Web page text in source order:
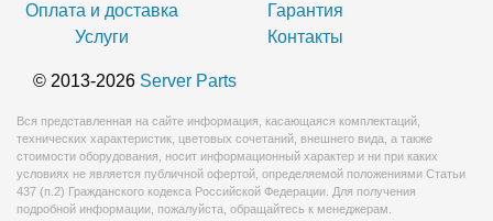
Оплата и доставка
Гарантия
Услуги
Контакты
© 2013-2026 Server Parts
Вся представленная на сайте информация, касающаяся комплектаций,
технических характеристик, цветовых сочетаний, внешнего вида, а также
стоимости оборудования, носит информационный характер и ни при каких
условиях не является публичной офертой, определяемой положениями Статьи
437 (п.2) Гражданского кодекса Российской Федерации. Для получения
подробной информации, пожалуйста, обращайтесь к менеджерам.